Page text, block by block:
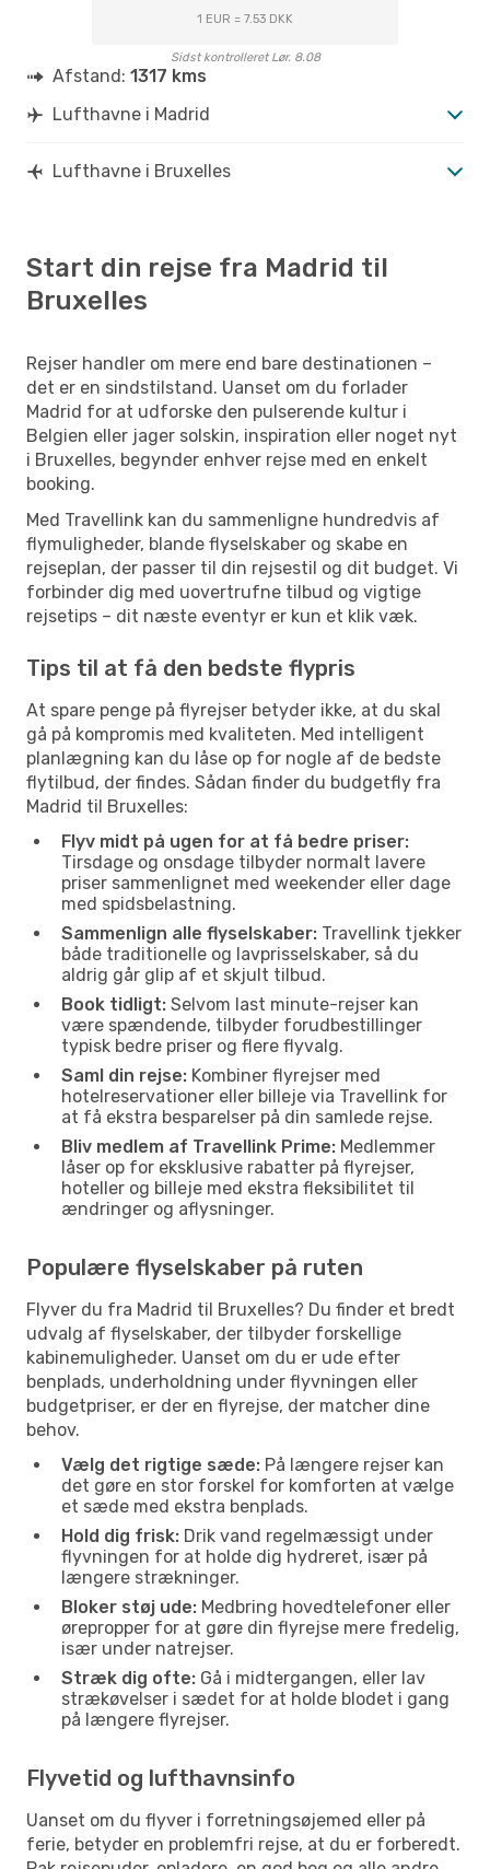
1 EUR = 7.53 DKK
Sidst kontrolleret Lør. 8.08
Afstand: 1317 kms
Lufthavne i Madrid
Lufthavne i Bruxelles
Start din rejse fra Madrid til
Bruxelles
Rejser handler om mere end bare destinationen –
det er en sindstilstand. Uanset om du forlader
Madrid for at udforske den pulserende kultur i
Belgien eller jager solskin, inspiration eller noget nyt
i Bruxelles, begynder enhver rejse med en enkelt
booking.
Med Travellink kan du sammenligne hundredvis af
flymuligheder, blande flyselskaber og skabe en
rejseplan, der passer til din rejsestil og dit budget. Vi
forbinder dig med uovertrufne tilbud og vigtige
rejsetips – dit næste eventyr er kun et klik væk.
Tips til at få den bedste flypris
At spare penge på flyrejser betyder ikke, at du skal
gå på kompromis med kvaliteten. Med intelligent
planlægning kan du låse op for nogle af de bedste
flytilbud, der findes. Sådan finder du budgetfly fra
Madrid til Bruxelles:
Flyv midt på ugen for at få bedre priser:
Tirsdage og onsdage tilbyder normalt lavere
priser sammenlignet med weekender eller dage
med spidsbelastning.
Sammenlign alle flyselskaber: Travellink tjekker
både traditionelle og lavprisselskaber, så du
aldrig går glip af et skjult tilbud.
Book tidligt: Selvom last minute-rejser kan
være spændende, tilbyder forudbestillinger
typisk bedre priser og flere flyvalg.
Saml din rejse: Kombiner flyrejser med
hotelreservationer eller billeje via Travellink for
at få ekstra besparelser på din samlede rejse.
Bliv medlem af Travellink Prime: Medlemmer
låser op for eksklusive rabatter på flyrejser,
hoteller og billeje med ekstra fleksibilitet til
ændringer og aflysninger.
Populære flyselskaber på ruten
Flyver du fra Madrid til Bruxelles? Du finder et bredt
udvalg af flyselskaber, der tilbyder forskellige
kabinemuligheder. Uanset om du er ude efter
benplads, underholdning under flyvningen eller
budgetpriser, er der en flyrejse, der matcher dine
behov.
Vælg det rigtige sæde: På længere rejser kan
det gøre en stor forskel for komforten at vælge
et sæde med ekstra benplads.
Hold dig frisk: Drik vand regelmæssigt under
flyvningen for at holde dig hydreret, især på
længere strækninger.
Bloker støj ude: Medbring hovedtelefoner eller
ørepropper for at gøre din flyrejse mere fredelig,
især under natrejser.
Stræk dig ofte: Gå i midtergangen, eller lav
strækøvelser i sædet for at holde blodet i gang
på længere flyrejser.
Flyvetid og lufthavnsinfo
Uanset om du flyver i forretningsøjemed eller på
ferie, betyder en problemfri rejse, at du er forberedt.